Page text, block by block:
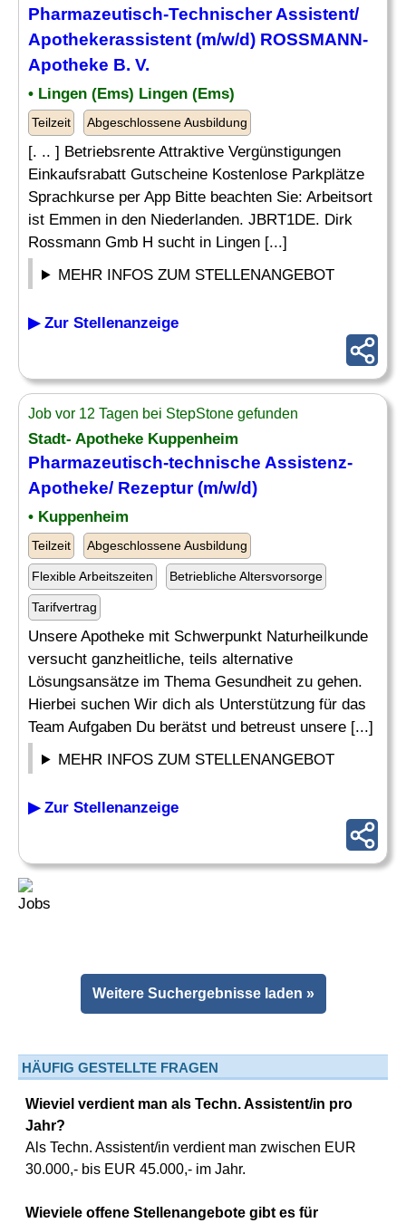
Pharmazeutisch-Technischer Assistent/
Apothekerassistent (m/w/d) ROSSMANN-
Apotheke B. V.
• Lingen (Ems) Lingen (Ems)
Teilzeit Abgeschlossene Ausbildung
[. .. ] Betriebsrente Attraktive Vergünstigungen
Einkaufsrabatt Gutscheine Kostenlose Parkplätze
Sprachkurse per App Bitte beachten Sie: Arbeitsort
ist Emmen in den Niederlanden. JBRT1DE. Dirk
Rossmann Gmb H sucht in Lingen [...]
MEHR INFOS ZUM STELLENANGEBOT
▶ Zur Stellenanzeige
Job vor 12 Tagen bei StepStone gefunden
Stadt- Apotheke Kuppenheim
Pharmazeutisch-technische Assistenz-
Apotheke/ Rezeptur (m/w/d)
• Kuppenheim
Teilzeit Abgeschlossene Ausbildung
Flexible Arbeitszeiten Betriebliche Altersvorsorge
Tarifvertrag
Unsere Apotheke mit Schwerpunkt Naturheilkunde
versucht ganzheitliche, teils alternative
Lösungsansätze im Thema Gesundheit zu gehen.
Hierbei suchen Wir dich als Unterstützung für das
Team Aufgaben Du berätst und betreust unsere [...]
MEHR INFOS ZUM STELLENANGEBOT
▶ Zur Stellenanzeige
Weitere Suchergebnisse laden »
HÄUFIG GESTELLTE FRAGEN
Wieviel verdient man als Techn. Assistent/in pro
Jahr?
Als Techn. Assistent/in verdient man zwischen EUR
30.000,- bis EUR 45.000,- im Jahr.
Wieviele offene Stellenangebote gibt es für